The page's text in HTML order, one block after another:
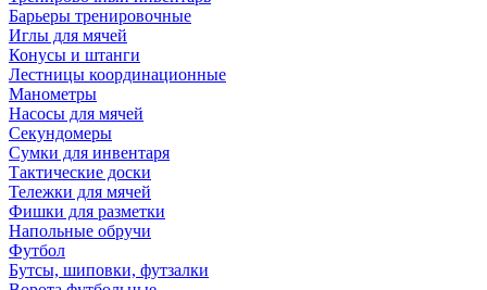
Барьеры тренировочные
Иглы для мячей
Конусы и штанги
Лестницы координационные
Манометры
Насосы для мячей
Секундомеры
Сумки для инвентаря
Тактические доски
Тележки для мячей
Фишки для разметки
Напольные обручи
Футбол
Бутсы, шиповки, футзалки